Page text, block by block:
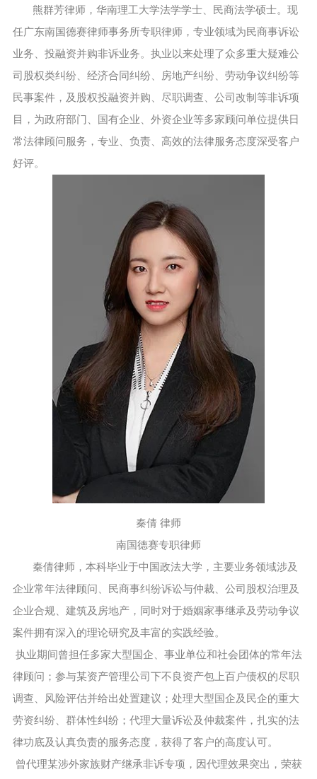
熊群芳律师， 华南理工大学法学学士、民商法学硕士。现
任广东南国德赛律师事务所专职律师，专业领域为民商事诉讼
业务、投融资并购非诉业务。执业以来处理了众多重大疑难公
司股权类纠纷、经济合同纠纷、房地产纠纷、劳动争议纠纷等
民事案件，及股权投融资并购、尽职调查、公司改制等非诉项
目，为政府部门、国有企业、外资企业等多家顾问单位提供日
常法律顾问服务，专业、负责、高效的法律服务态度深受客户
好评。
秦倩 律师
南国德赛专职律师
秦倩律师， 本科毕业于中国政法大学，主要业务领域涉及
企业常年法律顾问、民商事纠纷诉讼与仲裁、公司股权治理及
企业合规、建筑及房地产，同时对于婚姻家事继承及劳动争议
案件拥有深入的理论研究及丰富的实践经验。
执业期间曾担任多家大型国企、事业单位和社会团体的常年法
律顾问；参与某资产管理公司下不良资产包上百户债权的尽职
调查、风险评估并给出处置建议；处理大型国企及民企的重大
劳资纠纷、群体性纠纷；代理大量诉讼及仲裁案件，扎实的法
律功底及认真负责的服务态度，获得了客户的高度认可。
曾代理某涉外家族财产继承非诉专项，因代理效果突出，荣获